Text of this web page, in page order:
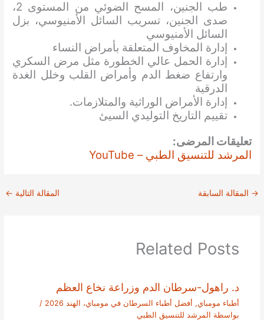
طب الجنين، المسح الضوئي من المستوى 2،
صدى الجنين، تسريب السائل الأمنيوسي، بزل
السائل الأمنيوسي
إدارة المخاوف المتعلقة بأمراض النساء
إدارة الحمل عالي الخطورة مثل مرض السكري
وارتفاع ضغط الدم وأمراض القلب وخلل الغدة
الدرقية
إدارة الأمراض الوراثية والمتلازمات.
تقييم التاريخ التوليدي السيئ
تعليقات المرضى:
المرشد للتنسيق الطبي – YouTube
→ المقالة السابقة المقالة التالية ←
Related Posts
د. راهول-سرطان الدم وزراعة نخاع العظم
أطباء مومباي, أفضل أطباء السرطان في مومباي، الهند 2026
/
بواسطة المرشد للتنسيق الطبي